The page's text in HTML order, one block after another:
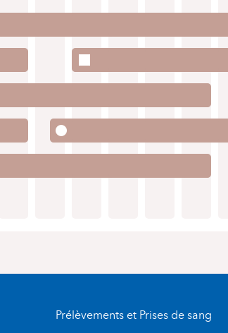
Prélèvements et Prises de sang